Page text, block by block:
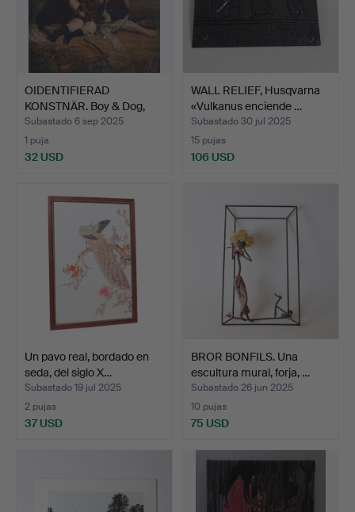
OIDENTIFIERAD
KONSTNÄR. Boy & Dog,
impresi…
Subastado 6 sep 2025
1 puja
32 USD
WALL RELIEF, Husqvarna
«Vulkanus enciende …
Subastado 30 jul 2025
15 pujas
106 USD
Un pavo real, bordado en
seda, del siglo X…
Subastado 19 jul 2025
2 pujas
37 USD
BROR BONFILS. Una
escultura mural, forja, …
Subastado 26 jun 2025
10 pujas
75 USD